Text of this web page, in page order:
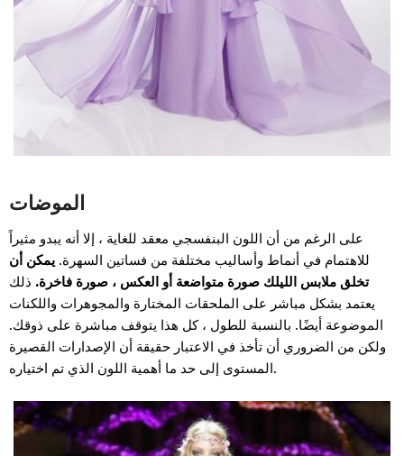
الموضات
على الرغم من أن اللون البنفسجي معقد للغاية ، إلا أنه يبدو مثيراً
للاهتمام في أنماط وأساليب مختلفة من فساتين السهرة. يمكن أن
تخلق ملابس الليلك صورة متواضعة أو العكس ، صورة فاخرة. ذلك
يعتمد بشكل مباشر على الملحقات المختارة والمجوهرات واللكنات
الموضوعة أيضًا. بالنسبة للطول ، كل هذا يتوقف مباشرة على ذوقك.
ولكن من الضروري أن تأخذ في الاعتبار حقيقة أن الإصدارات القصيرة
المستوى إلى حد ما أهمية اللون الذي تم اختياره.